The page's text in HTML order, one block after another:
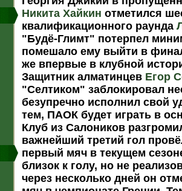
Никита Хайкин отметился
квалификационного раунда
"Будё-Глимт" потерпел
помешало ему выйти в
же впервые в клубной
Защитник алматинцев Егор
"Селтиком" заблокировал
безупречно исполнил свой
тем, ПАОК будет играть в
Клуб из Салоников
важнейший третий гол
первый мяч в текущем
близок к голу, но не
через несколько дней он